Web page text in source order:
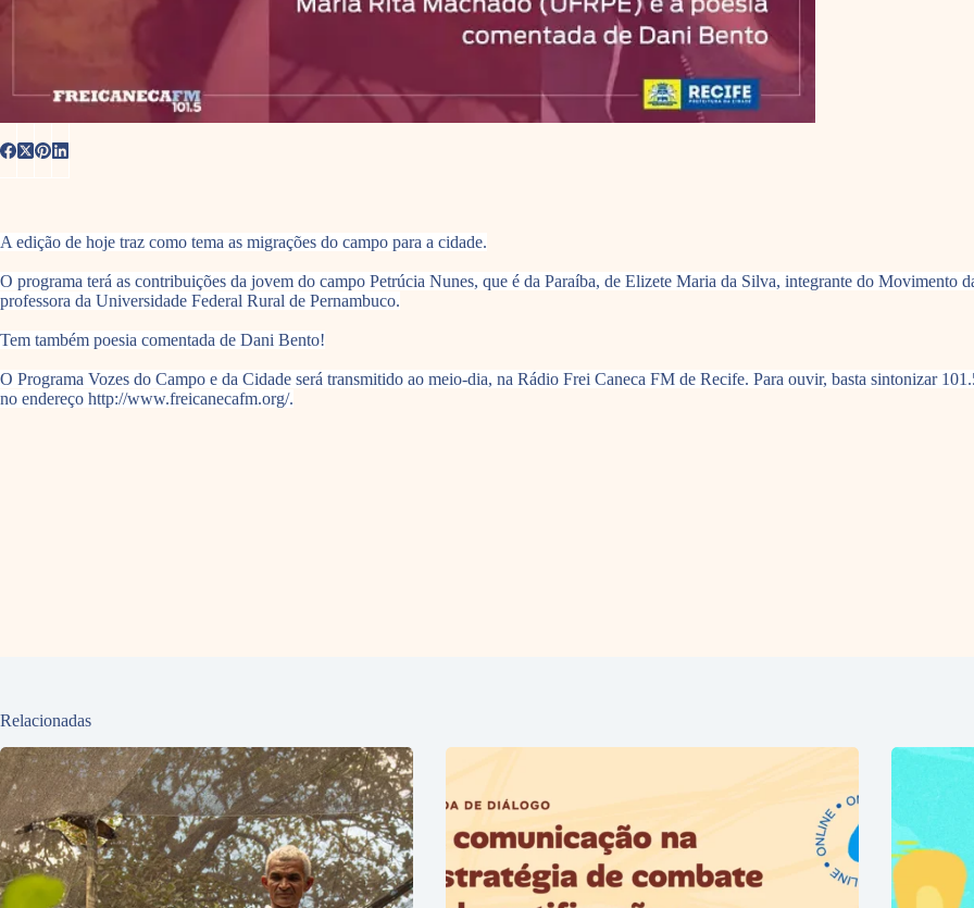
A edição de hoje traz como tema as migrações do campo para a cidade.
O programa terá as contribuições da jovem do campo Petrúcia Nunes, que é da Paraíba, de Elizete Maria da Silva, integrante do
professora da Universidade Federal Rural de Pernambuco.
Tem também poesia comentada de Dani Bento!
O Programa Vozes do Campo e da Cidade será transmitido ao meio-dia, na Rádio Frei Caneca FM de Recife. Para ouvir, basta sintonizar
no endereço http://www.freicanecafm.org/.
Relacionadas